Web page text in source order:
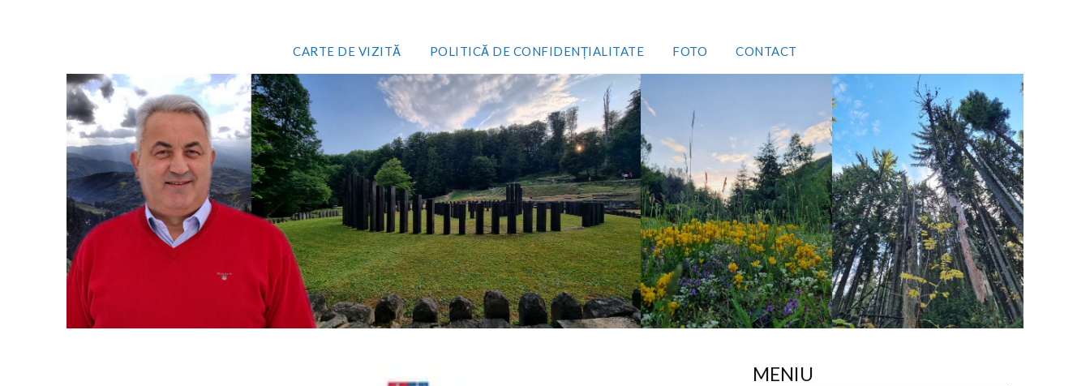
CARTE DE VIZITĂ POLITICĂ DE CONFIDENȚIALITATE FOTO CONTACT
MENIU